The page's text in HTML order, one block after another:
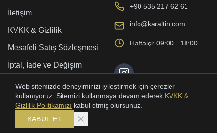
İletişim
KVKK & Gizlilik
Mesafeli Satış Sözleşmesi
İptal, İade ve Değişim
Kargo ve Teslimat
+90 535 217 62 61
info@karaltin.com
Haftaiçi: 09:00 - 18:00
2026Karaltın. Tüm Hakları Saklıdır.
Web sitemizde deneyiminizi iyileştirmek için çerezler
kullanıyoruz. Sitemizi kullanmaya devam ederek KVKK &
Gizlilik Politikamızı kabul etmiş olursunuz.
KABUL ET